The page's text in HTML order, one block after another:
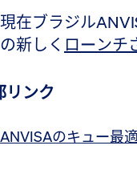
現在ブラジル
の新しく ローンチ
リンク
ANVISAのキュー最